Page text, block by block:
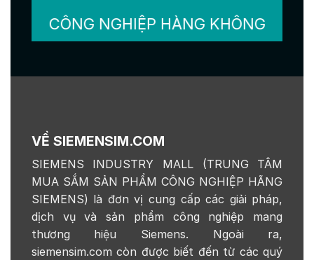
CÔNG NGHIỆP HÀNG KHÔNG
VỀ SIEMENSIM.COM
SIEMENS INDUSTRY MALL (TRUNG TÂM
MUA SẮM SẢN PHẨM CÔNG NGHIỆP HÃNG
SIEMENS) là đơn vị cung cấp các giải pháp,
dịch vụ và sản phẩm công nghiệp mang
thương hiệu Siemens. Ngoài ra,
siemensim.com còn được biết đến từ các quý